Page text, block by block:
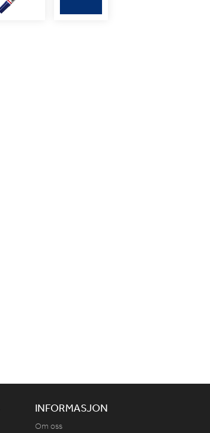
INFORMASJON
Om oss